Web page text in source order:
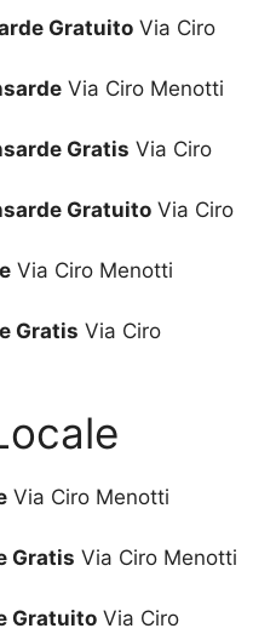
Gratuito Via Ciro
Via Ciro Menotti
Gratis Via Ciro
Gratuito Via Ciro
Via Ciro Menotti
Gratis Via Ciro
Via Ciro Menotti
Gratis Via Ciro Menotti
Gratuito Via Ciro